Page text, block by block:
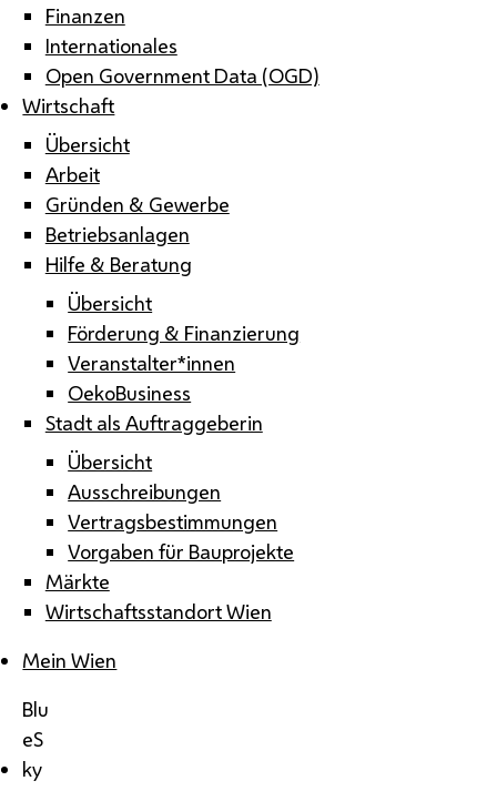
Finanzen
Internationales
Open Government Data (OGD)
Wirtschaft
Übersicht
Arbeit
Gründen & Gewerbe
Betriebsanlagen
Hilfe & Beratung
Übersicht
Förderung & Finanzierung
Veranstalter*innen
OekoBusiness
Stadt als Auftraggeberin
Übersicht
Ausschreibungen
Vertragsbestimmungen
Vorgaben für Bauprojekte
Märkte
Wirtschaftsstandort Wien
Mein Wien
Blu
eS
ky